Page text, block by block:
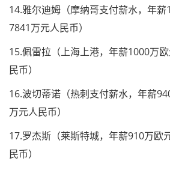
14.雅尔迪姆（摩纳哥支付薪水，年
7841万元人民币）
15.佩雷拉（上海上港，年薪1000万
民币）
16.波切蒂诺（热刺支付薪水，年薪
万元人民币）
17.罗杰斯（莱斯特城，年薪910万欧
民币）